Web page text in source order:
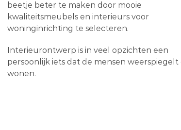
beetje beter te maken door mooie
kwaliteitsmeubels en interieurs voor
woninginrichting te selecteren.
Interieurontwerp is in veel opzichten een
persoonlijk iets dat de mensen weerspiegelt
wonen.